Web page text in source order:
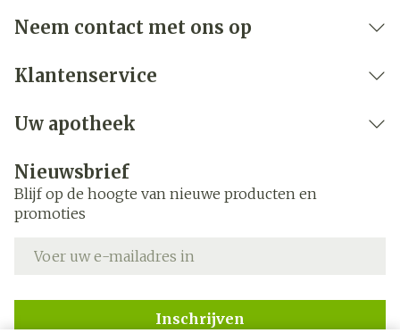
Neem contact met ons op
Klantenservice
Uw apotheek
Nieuwsbrief
Blijf op de hoogte van nieuwe producten en
promoties
Inschrijven